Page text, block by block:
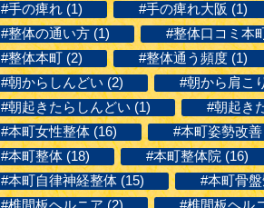
#手の痺れ (1)
#手の痺れ大阪 (1)
#整体の通い方 (1)
#整体口コミ本
#整体本町 (2)
#整体通う頻度 (1)
#朝からしんどい (2)
#朝から肩こ
#朝起きたらしんどい (1)
#朝起き
#本町女性整体 (16)
#本町姿勢改善
#本町整体 (18)
#本町整体院 (16)
#本町自律神経整体 (15)
#本町骨
#椎間板ヘルニア (2)
#椎間板ヘル